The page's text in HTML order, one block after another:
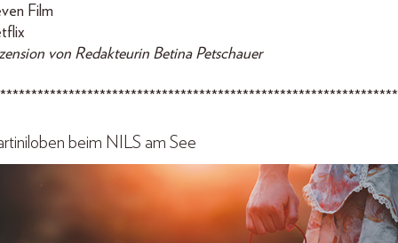
Film
von Redakteurin Betina Petschauer
beim NILS am See